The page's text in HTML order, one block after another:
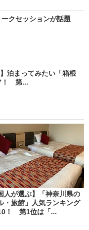
クセッションが話題
泊まってみたい「箱根
！ 第...
人が選ぶ】「神奈川県の
・旅館」人気ランキング
！ 第1位は「...